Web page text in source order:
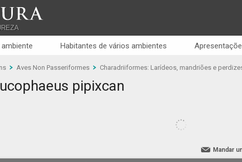
Habitantes de vários ambientes
Aves Non Passeriformes Charadriiformes: Larídeos, mandriões e
pipixcan
Mandar